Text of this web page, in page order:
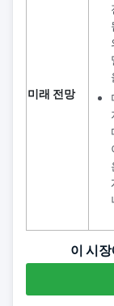
미래 전망
이 시